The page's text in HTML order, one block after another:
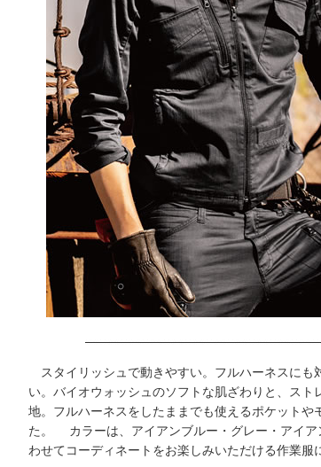
スタイリッシュで動きやすい。フルハーネスにも
い。バイオウォッシュのソフトな肌ざわりと、ス
地。フルハーネスをしたままでも使えるポケット
た。 カラーは、アイアンブルー・グレー・アイア
わせてコーディネートをお楽しみいただける作業服